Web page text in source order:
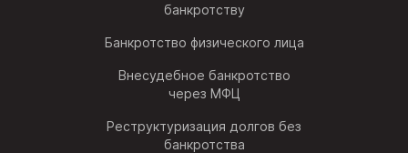
банкротству
Банкротство физического лица
Внесудебное банкротство
через МФЦ
Реструктуризация долгов без
банкротства